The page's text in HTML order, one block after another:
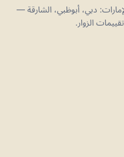
دبي، أبوظبي، الشارقة —
الزوار.